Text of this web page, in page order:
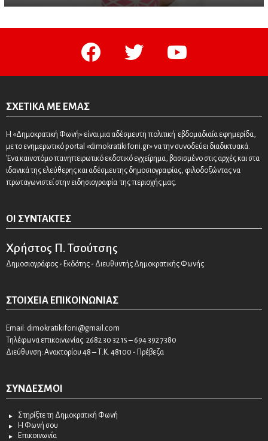
facebook twitter
ΣΧΕΤΙΚΆ ΜΕ ΕΜΆΣ
Η «Δημοκρατική Φωνή» είναι μια αδέσμευτη πολιτική εβδομαδιαία εφημερίδα,
με το ενημερωτικό portal «dimokratikifoni.gr» να την συνοδεύει διαδικτυακά.
Ένα καινοτόμο πανηπειρωτικό εκδοτικό εγχείρημα, βασισμένο στις αρχές και στα
ιδανικά της ελεύθερης και αδέσμευτης δημοσιογραφίας, φιλοδοξώντας να
πρωταγωνιστεί στην ειδησιογραφία της περιοχής μας.
ΟΙ ΣΥΝΤΆΚΤΕΣ
Χρήστος Π. Τσούτσης
Δημοσιογράφος - Εκδότης - Διευθυντής Δημοκρατικής Φωνής
ΣΤΟΙΧΕΊΑ ΕΠΙΚΟΙΝΩΝΊΑΣ
Email: dimokratikifoni@gmail.com
Τηλέφωνα επικοινωνίας: 2682 30 32 15 – 694 392 7380
Διεύθυνση: Ανακτορίου 48 – Τ.Κ. 48100 - Πρέβεζα
ΣΎΝΔΕΣΜΟΙ
Στηρίξτε τη Δημοκρατική Φωνή
Η Φωνή σου
Επικοινωνία